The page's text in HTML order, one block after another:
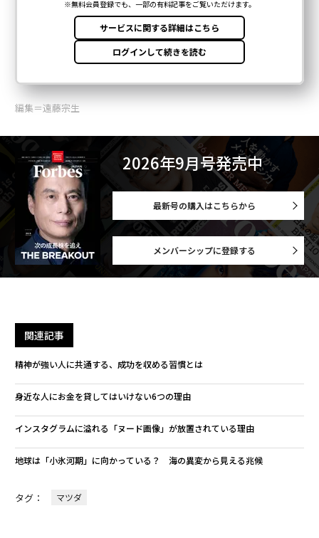
編集＝遠藤宗生
2026年9月号発売中
最新号の購入はこちらから
メンバーシップに登録する
関連記事
精神が強い人に共通する、成功を収める習慣とは
身近な人にお金を貸してはいけない6つの理由
インスタグラムに溢れる「ヌード画像」が放置されている理由
地球は「小氷河期」に向かっている？ 海の異変から見える兆候
タグ： マツダ